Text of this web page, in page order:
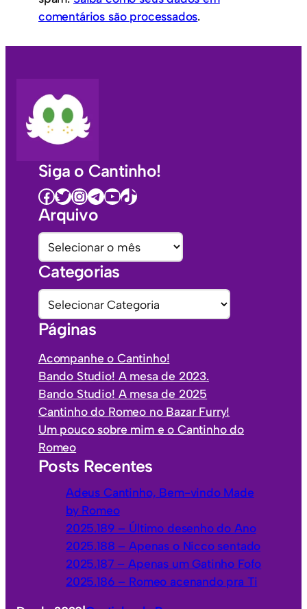
comentários são processados.
Siga o Cantinho!
Facebook Twitter InstagramTelegramYoutube TikTok
Arquivo
A
r
q
u
v
s
Categorias
C
a
t
e
g
o
i
a
s
Páginas
Acompanhe o Cantinho!
Bando Studio! A mesa de 2023.
Bando Studio! A mesa de 2025
Cantinho do Romeo no Bazar Furry!
Um pouco sobre mim e o Cantinho do
Romeo
Posts Recentes
Adeus Cantinho, Bem-vindo Made
by Romeo
2025.189 – Último desenho do Ano
2025.188 – Apenas o Nicco sentado
2025.187 – Apenas um Gatinho Fofo
2025.186 – Romeo acenando pra Ti